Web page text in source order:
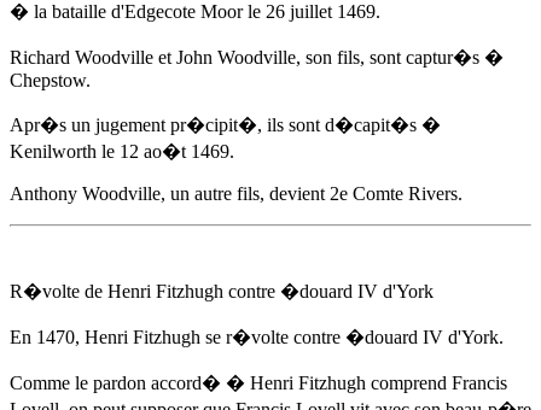
� la bataille d'Edgecote Moorle 26 juillet 1469.
Richard Woodville et John Woodville, son fils, sont captur�s �
Chepstow.
Apr�s un jugement pr�cipit�, ils sont d�capit�s �
Kenilworth le 12 ao�t 1469.
Anthony Woodville, un autre fils, devient 2e Comte Rivers.
R�volte de Henri Fitzhugh contre �douard IV d'York
En 1470, Henri Fitzhugh se r�volte contre �douard IV d'York.
Comme le pardon accord� � Henri Fitzhugh comprend Francis